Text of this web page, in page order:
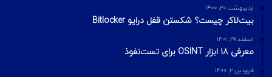
اردیبهشت ۲۰, ۱۴۰۰
بیت‌لاکر چیست؟ شکستن قفل درایو Bitlocker
اسفند ۲۹, ۱۴۰۱
معرفی ۱۸ ابزار OSINT برای تست‌نفوذ
فروردین ۲, ۱۴۰۰